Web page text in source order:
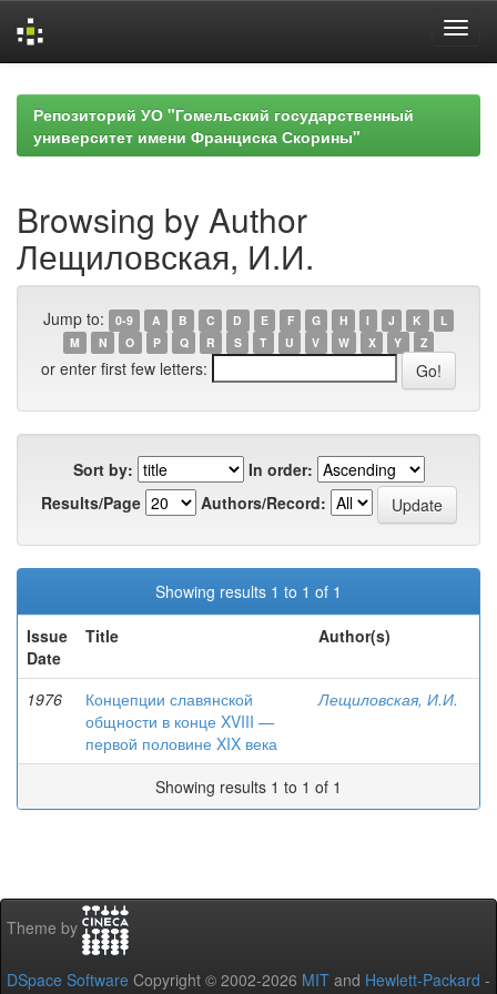
navigationРепозиторий УО "Гомельский государственный
университет имени Франциска Скорины"
Browsing by Author
Лещиловская, И.И.
Jump to: 0-9 A B C D E F G H I J K
L
M
N O P Q R S T U V W X Y Z
or enter first few letters:
Sort by:
In order:
Results/Page
Authors/Record:
Showing results 1 to 1 of 1
Issue
Date
Title Author(s)
1976
Концепции славянской
общности в конце XVIII —
первой половине XIX века
Лещиловская, И.И.
Showing results 1 to 1 of 1
Theme by
DSpace Software Copyright © 2002-2026 MIT and Hewlett-Packard -